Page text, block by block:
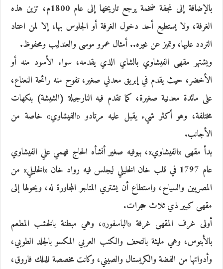
بالإضافة إلى نجفة ضخمة يرجع تاريخها إلى عام 1800م، تزين هذه
الغرفة، ولا يستطيع أحد دخول الغرفة أو الجلوس بها، إلا لمن اعتاد
التردد عليها، وتميز عن غيره.. أمثال عمرو موسى والعندليب ومحفوظ.
ويشتهر مقهى الفيشاوي بالشاي الذي يقدمه، سواء الأسود منه أو
الأخضر، حيث يقدم في إبريق معدني صغير، تفوح منه رائحة النعناع،
على مائدة معدنية صغيرة، كما تقدم فيه النارجيلة (الشيشة) بنكهات
مختلفة، وهو أكثر شيء يقبل عليه مرتادو «الفيشاوي» خاصة من
الأجانب.
بدأ مقهى «الفيشاوي»، ببوفيه صغير أنشأه الحاج فهمي علي الفيشاوي
عام 1797 في قلب خان الخليلي ليجلس فيه رواد خان «الخليلي» من
المصريين والسياح، واستطاع أن يشتري المتاجر المجاورة له، ويحولها إلى
مقهى كبير ذي ثلاث حجرات.
أولى غرف المقهى غرفة «الباسفور»، وهي مبطنة بالخشب المطعم
بالأبنوس، وهي مليئة بالتحف والكنب العربي المكسو بالجلد الطوبي،
وأدواتها من الفضة والكريستال والصيني، وكانت مخصصة للملك فاروق،